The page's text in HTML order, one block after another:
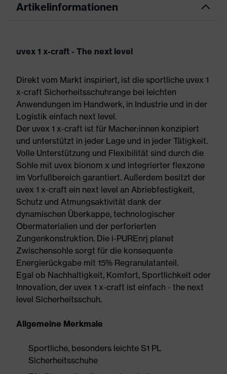
Artikelinformationen
uvex 1 x-craft - The next level
Direkt vom Markt inspiriert, ist die sportliche uvex 1
x-craft Sicherheitsschuhrange bei leichten
Anwendungen im Handwerk, in Industrie und in der
Logistik einfach next level.
Der uvex 1 x-craft ist für Macher:innen konzipiert
und unterstützt in jeder Lage und in jeder Tätigkeit.
Volle Unterstützung und Flexibilität sind durch die
Sohle mit uvex bionom x und integrierter flexzone
im Vorfußbereich garantiert. Außerdem besitzt der
uvex 1 x-craft ein next level an Abriebfestigkeit,
Schutz und Atmungsaktivität dank der
dynamischen Überkappe, technologischer
Obermaterialien und der perforierten
Zungenkonstruktion. Die i-PUREnrj planet
Zwischensohle sorgt für die konsequente
Energierückgabe mit 15% Regranulatanteil.
Egal ob Nachhaltigkeit, Komfort, Sportlichkeit oder
Innovation, der uvex 1 x-craft ist einfach - the next
level Sicherheitsschuh.
Allgemeine Merkmale
Sportliche, besonders leichte S1 PL
Sicherheitsschuhe